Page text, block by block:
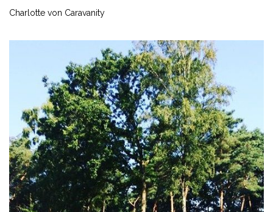
Charlotte von Caravanity